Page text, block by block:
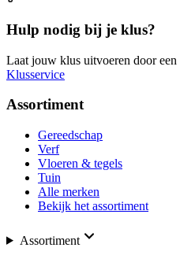
Hulp nodig bij je klus?
Laat jouw klus uitvoeren door een
Klusservice
Assortiment
Gereedschap
Verf
Vloeren & tegels
Tuin
Alle merken
Bekijk het assortiment
Assortiment